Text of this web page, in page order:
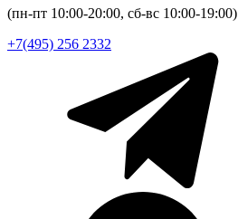
(пн-пт 10:00-20:00, сб-вс 10:00-19:00)
+7(495) 256 2332